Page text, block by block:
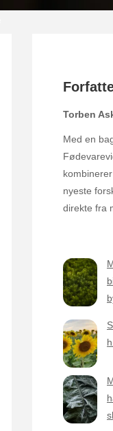
Torben
Med en
nyeste
direkte fra